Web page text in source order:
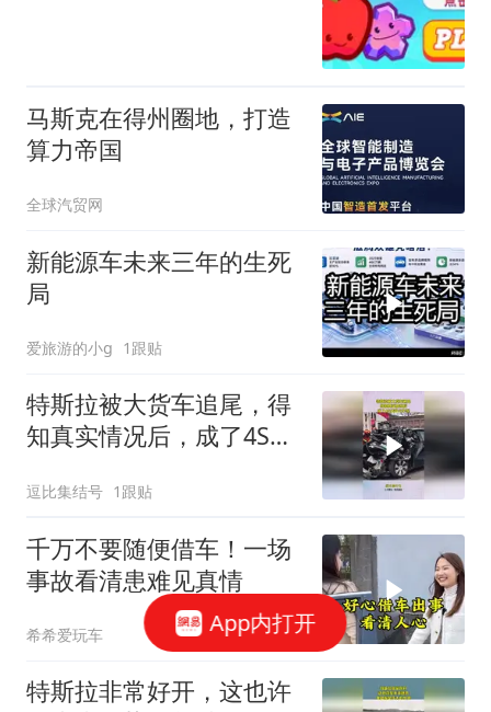
马斯克在得州圈地，打造
算力帝国
全球汽贸网
新能源车未来三年的生死
局
爱旅游的小g 1跟贴
特斯拉被大货车追尾，得
知真实情况后，成了4S店
逗比集结号 1跟贴
千万不要随便借车！一场
事故看清患难见真情
希希爱玩车
特斯拉非常好开，这也许
App内打开